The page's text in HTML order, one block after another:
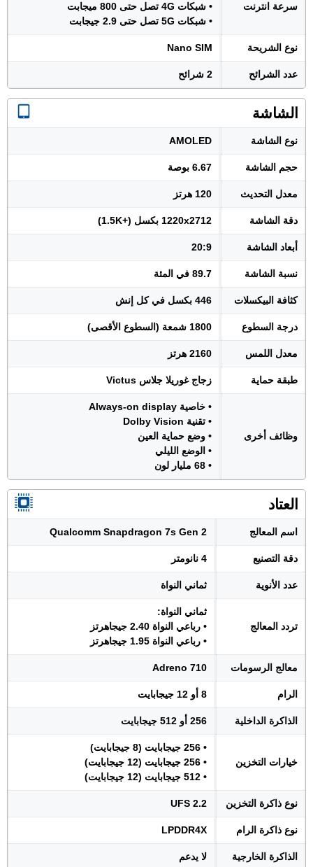
سرعة انترنت
• شبكات 4G تصل حتى 800 ميجابت
• شبكات 5G تصل حتى 2.9 جيجابت
نوع الشريحة Nano SIM
عدد الشرائح 2 شرائح
الشاشة
نوع الشاشة AMOLED
حجم الشاشة 6.67 بوصة
معدل التحديث 120 هرتز
دقة الشاشة 1220x2712 بكسل (+1.5K)
أبعاد الشاشة 20:9
نسبة الشاشة 89.7 في المئة
كثافة البيكسلات 446 بكسل في كل إنش
درجة السطوع 1800 شمعة (السطوع الأقصى)
معدل اللمس 2160 هرتز
طبقة حماية زجاج غوريلا جلاس Victus
وظائف أخرى
• خاصية Always-on display
• تقنية Dolby Vision
• وضع حماية العين
• الوضع الليلي
• 68 مليار لون
العتاد
اسم المعالج Qualcomm Snapdragon 7s Gen 2
دقة التصنيع 4 نانومتر
عدد الأنوية ثماني النواة
تردد المعالج
ثماني النواة:
• رباعي النواة 2.40 جيجاهرتز
• رباعي النواة 1.95 جيجاهرتز
معالج الرسومات Adreno 710
الرام 8 أو 12 جيجابايت
الذاكرة الداخلية 256 أو 512 جيجابايت
خيارات التخزين
• 256 جيجابايت (8 جيجابايت)
• 256 جيجابايت (12 جيجابايت)
• 512 جيجابايت (12 جيجابايت)
نوع ذاكرة التخزين UFS 2.2
نوع ذاكرة الرام LPDDR4X
الذاكرة الخارجية لا يدعم